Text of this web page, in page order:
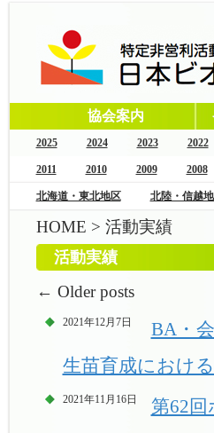
協会案内
2025 2024 2023 2022
2011 2010 2009 2008
北海道・東北地区 北陸・信越
HOME > 活動実績
活動実績
← Older posts
2021年12月7日
BA・
生苗育成における
2021年11月16日 第62回